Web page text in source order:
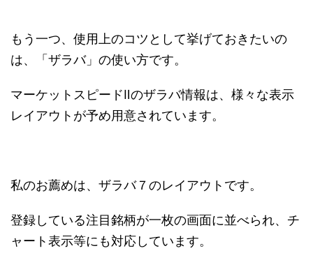
もう一つ、使用上のコツとして挙げておきたいの
は、「ザラバ」の使い方です。
マーケットスピードⅡのザラバ情報は、様々な表示
レイアウトが予め用意されています。
私のお薦めは、ザラバ７のレイアウトです。
登録している注目銘柄が一枚の画面に並べられ、チ
ャート表示等にも対応しています。